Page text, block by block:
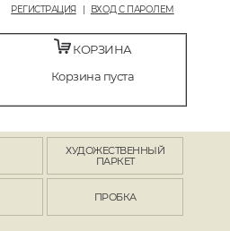
РЕГИСТРАЦИЯ ВХОД С ПАРОЛЕМ
КОРЗИНА
Корзина пуста
ХУДОЖЕСТВЕННЫЙ
ПАРКЕТ
ПРОБКА